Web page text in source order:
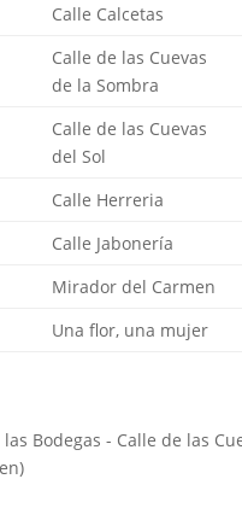
Calle Calcetas
Calle de las Cuevas
de la Sombra
Calle de las Cuevas
del Sol
Calle Herreria
Calle Jabonería
Mirador del Carmen
Una flor, una mujer
Bodegas - Calle de las